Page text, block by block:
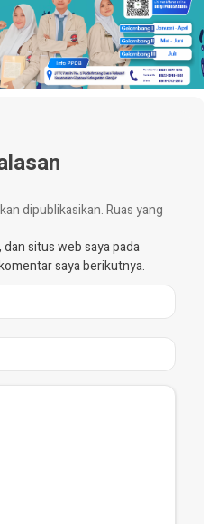
dipublikasikan.Ruas yang
dan situs web saya pada
saya berikutnya.